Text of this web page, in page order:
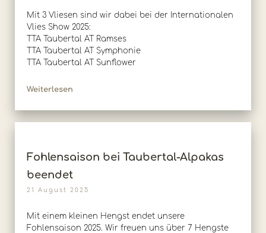
Mit 3 Vliesen sind wir dabei bei der Internationalen
Vlies Show 2025:
TTA Taubertal AT Ramses
TTA Taubertal AT Symphonie
TTA Taubertal AT Sunflower
Weiterlesen
Fohlensaison bei Taubertal-Alpakas
beendet
21 August 2025
Mit einem kleinen Hengst endet unsere
Fohlensaison 2025. Wir freuen uns über 7 Hengste